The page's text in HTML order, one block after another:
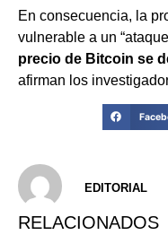
En consecuencia, la
vulnerable a un
precio de Bitcoin se
afirman los
EDITORIAL
RELACIONADOS